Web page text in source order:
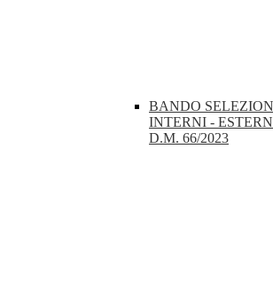
BANDO
INTERNI -
D.M. 66/2023